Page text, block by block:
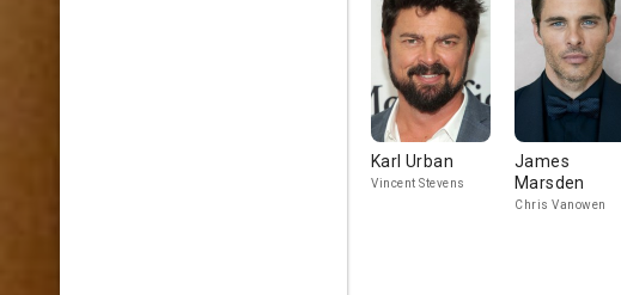
Karl Urban
Vincent Stevens
James
Marsden
Chris Vanowen